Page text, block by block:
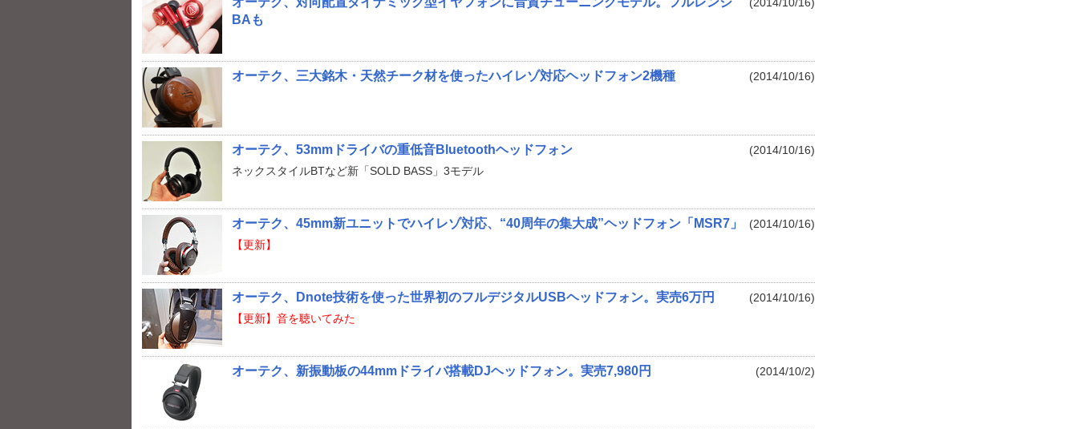
BAも
(2014/10/16)
オーテク、三大銘木・天然チーク材を使ったハイレゾ対応ヘッドフォン2機種
(2014/10/16)
オーテク、53mmドライバの重低音Bluetoothヘッドフォン
ネックスタイルBTなど新「SOLD BASS」3モデル
(2014/10/16)
オーテク、45mm新ユニットでハイレゾ対応、“40周年の集大成”ヘッドフォン「MSR7」
【更新】
(2014/10/16)
オーテク、Dnote技術を使った世界初のフルデジタルUSBヘッドフォン。実売6万円
【更新】音を聴いてみた
(2014/10/2)
オーテク、新振動板の44mmドライバ搭載DJヘッドフォン。実売7,980円